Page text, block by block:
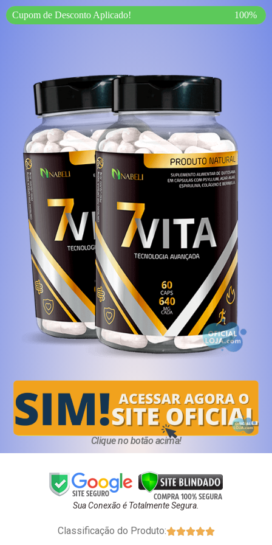
Cupom de Desconto Aplicado! 100%
Clique no botão acima!
Sua Conexão é Totalmente Segura.
Classificação do Produto: